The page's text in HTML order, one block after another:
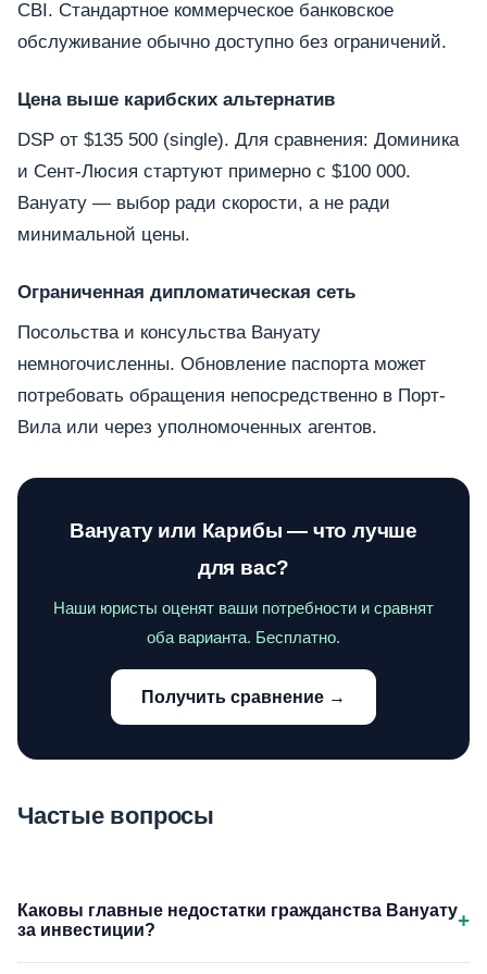
CBI. Стандартное коммерческое банковское
обслуживание обычно доступно без ограничений.
Цена выше карибских альтернатив
DSP от $135 500 (single). Для сравнения: Доминика
и Сент-Люсия стартуют примерно с $100 000.
Вануату — выбор ради скорости, а не ради
минимальной цены.
Ограниченная дипломатическая сеть
Посольства и консульства Вануату
немногочисленны. Обновление паспорта может
потребовать обращения непосредственно в Порт-
Вила или через уполномоченных агентов.
Вануату или Карибы — что лучше
для вас?
Наши юристы оценят ваши потребности и сравнят
оба варианта. Бесплатно.
Получить сравнение →
Частые вопросы
Каковы главные недостатки гражданства Вануату
за инвестиции?
+